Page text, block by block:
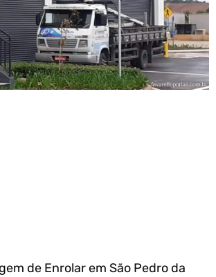
de Enrolar em São Pedro da